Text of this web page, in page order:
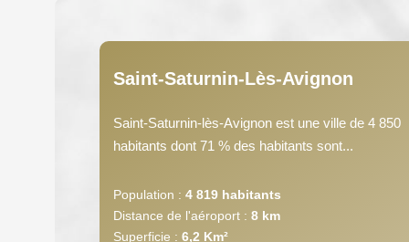
Saint-Saturnin-Lès-Avignon
Saint-Saturnin-lès-Avignon est une ville de 4 850
habitants dont 71 % des habitants sont...
Population : 4 819 habitants
Distance de l'aéroport : 8 km
Superficie : 6,2 Km²